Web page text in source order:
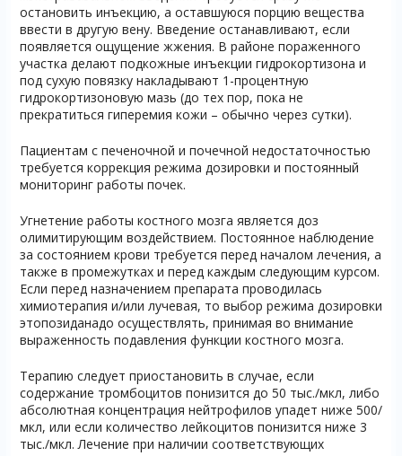
остановить инъекцию, а оставшуюся порцию вещества
ввести в другую вену. Введение останавливают, если
появляется ощущение жжения. В районе пораженного
участка делают подкожные инъекции гидрокортизона и
под сухую повязку накладывают 1-процентную
гидрокортизоновую мазь (до тех пор, пока не
прекратиться гиперемия кожи – обычно через сутки).
Пациентам с печеночной и почечной недостаточностью
требуется коррекция режима дозировки и постоянный
мониторинг работы почек.
Угнетение работы костного мозга является доз
олимитирующим воздействием. Постоянное наблюдение
за состоянием крови требуется перед началом лечения, а
также в промежутках и перед каждым следующим курсом.
Если перед назначением препарата проводилась
химиотерапия и/или лучевая, то выбор режима дозировки
этопозиданадо осуществлять, принимая во внимание
выраженность подавления функции костного мозга.
Терапию следует приостановить в случае, если
содержание тромбоцитов понизится до 50 тыс./мкл, либо
абсолютная концентрация нейтрофилов упадет ниже 500/
мкл, или если количество лейкоцитов понизится ниже 3
тыс./мкл. Лечение при наличии соответствующих